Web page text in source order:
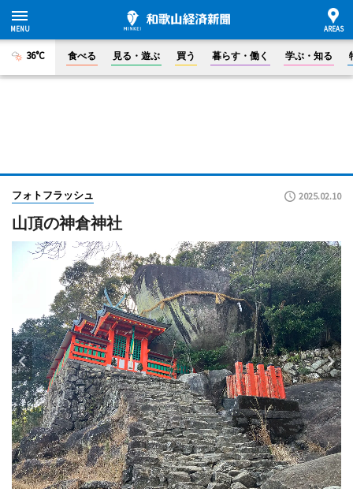
36°C 食べる 見る・遊ぶ 買う 暮らす・働く 学ぶ・知る
フォトフラッシュ 2025.02.10
山頂の神倉神社